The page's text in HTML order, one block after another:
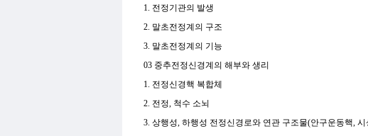
1. 전정기관의 발생
2. 말초전정계의 구조
3. 말초전정계의 기능
03 중추전정신경계의 해부와 생리
1. 전정신경핵 복합체
2. 전정, 척수 소뇌
3. 상행성, 하행성 전정신경로와 연관 구조물(안구운동핵,